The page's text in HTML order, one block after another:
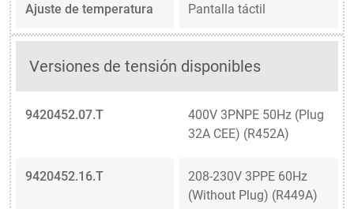
Ajuste de temperatura Pantalla táctil
Versiones de tensión disponibles
9420452.07.T
400V 3PNPE 50Hz (Plug
32A CEE) (R452A)
9420452.16.T
208-230V 3PPE 60Hz
(Without Plug) (R449A)